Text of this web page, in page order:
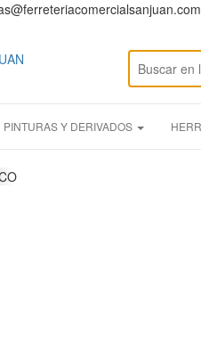
PINTURAS Y DERIVADOS